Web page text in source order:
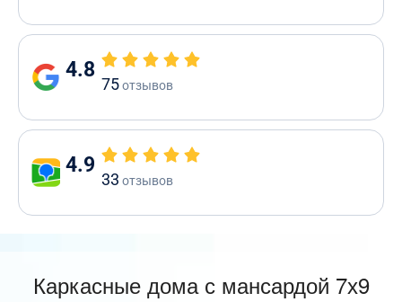
4.8
75отзывов
4.9
33 отзывов
Каркасные дома с мансардой 7х9